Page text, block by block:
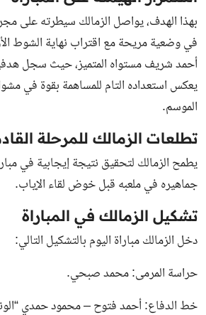
بهذا الهدف، يواصل الزمالك سيطرته على
في وضعية مريحة مع اقتراب نهاية الشوط
أحمد شريف مستواه المتميز، حيث سجل
يعكس استعداده التام للمساهمة بقوة في
الموسم.
تطلعات الزمالك للمرحلة
يطمح الزمالك لتحقيق نتيجة إيجابية في
جماهيره في ملعبه قبل خوض لقاء الإياب.
تشكيل الزمالك في المباراة
دخل الزمالك مباراة اليوم بالتشكيل التالي:
حراسة المرمى: محمد صبحي.
خط الدفاع: أحمد فتوح – محمود حمدي